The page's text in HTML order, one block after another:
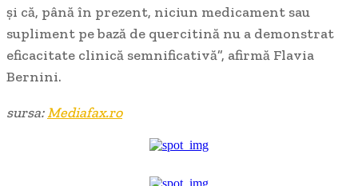
şi că, până în prezent, niciun medicament sau
supliment pe bază de quercitină nu a demonstrat
eficacitate clinică semnificativă”, afirmă Flavia
Bernini.
sursa:Mediafax.ro